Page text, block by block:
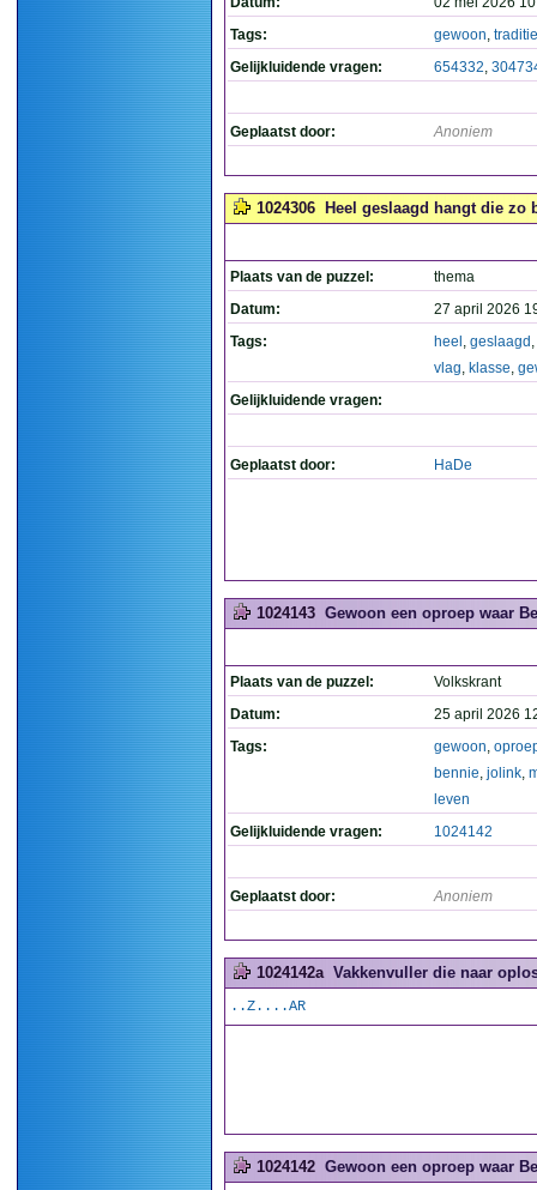
Tags:
gewoon, traditie
Gelijkluidende vragen:
654332,
Geplaatst door: Anoniem
1024306 Heel geslaagd hangt die
Plaats van de puzzel:
thema
Datum:
27 april 2026
Tags:
heel , geslaagd ,
vlag, klasse,
Gelijkluidende vragen:
Geplaatst door: HaDe
1024143 Gewoon een oproep waar
Plaats van de puzzel:
Volkskrant
Datum:
25 april 2026
Tags:
gewoon,
bennie, jolink,
leven
Gelijkluidende vragen:
1024142
Geplaatst door: Anoniem
1024142a Vakkenvuller die naar
..Z....AR
1024142 Gewoon een oproep waar